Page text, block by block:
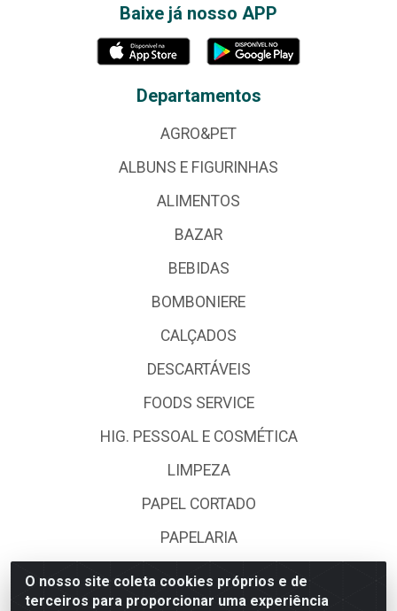
O nosso site coleta cookies próprios e de
terceiros para proporcionar uma experiência
Baixe já nosso APP
Departamentos
AGRO&PET
ALBUNS E FIGURINHAS
ALIMENTOS
BAZAR
BEBIDAS
BOMBONIERE
CALÇADOS
DESCARTÁVEIS
FOODS SERVICE
HIG. PESSOAL E COSMÉTICA
LIMPEZA
PAPEL CORTADO
PAPELARIA
UTILIDADES DOMÉSTICAS